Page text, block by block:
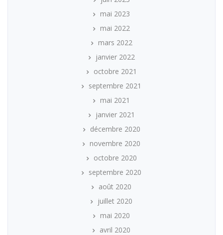
mai 2023
mai 2022
mars 2022
janvier 2022
octobre 2021
septembre 2021
mai 2021
janvier 2021
décembre 2020
novembre 2020
octobre 2020
septembre 2020
août 2020
juillet 2020
mai 2020
avril 2020